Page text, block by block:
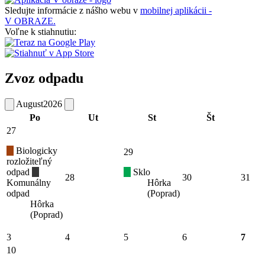
Sledujte informácie z nášho webu v mobilnej aplikácii -
V OBRAZE.
Voľne k stiahnutiu:
Zvoz odpadu
August2026
Po
Ut St Št
27
Biologicky
rozložiteľný
odpad
Komunálny
odpad
Hôrka
(Poprad)
28
29
Sklo
Hôrka
(Poprad)
30 31
3 4 5 6
7
10